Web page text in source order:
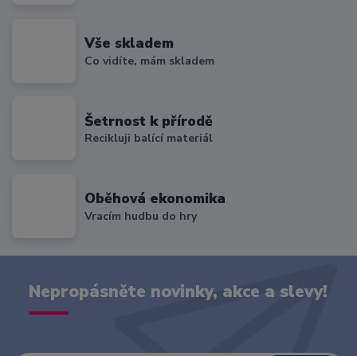
Vše skladem
Co vidíte, mám skladem
Šetrnost k přírodě
Recikluji balící materiál
Oběhová ekonomika
Vracím hudbu do hry
Nepropásněte novinky, akce a slevy!